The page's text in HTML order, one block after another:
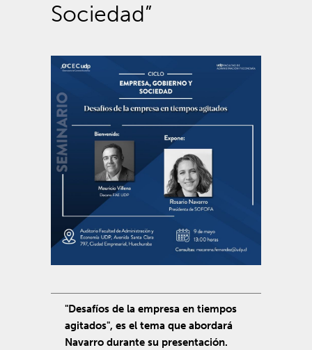
Sociedad”
"Desafíos de la empresa en tiempos
agitados", es el tema que abordará
Navarro durante su presentación.